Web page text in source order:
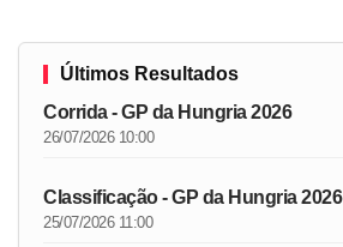
Últimos Resultados
Corrida - GP da Hungria 2026
26/07/2026 10:00
Classificação - GP da Hungria 2026
25/07/2026 11:00